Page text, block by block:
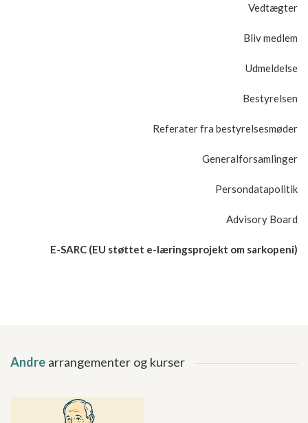
Vedtægter
Bliv medlem
Udmeldelse
Bestyrelsen
Referater fra bestyrelsesmøder
Generalforsamlinger
Persondatapolitik
Advisory Board
E-SARC (EU støttet e-læringsprojekt om sarkopeni)
Andre arrangementer og kurser